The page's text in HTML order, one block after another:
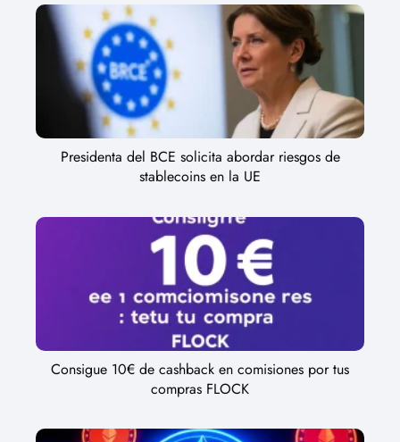
Presidenta del BCE solicita abordar riesgos de
stablecoins en la UE
Consigue 10€ de cashback en comisiones por tus
compras FLOCK